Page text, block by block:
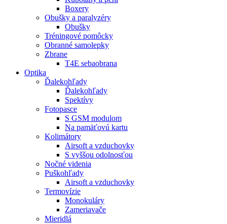
Boxery
Obušky a paralyzéry
Obušky
Tréningové pomôcky
Obranné samolepky
Zbrane
T4E sebaobrana
Optika
Ďalekohľady
Ďalekohľady
Spektívy
Fotopasce
S GSM modulom
Na pamäťovú kartu
Kolimátory
Airsoft a vzduchovky
S vyššou odolnosťou
Nočné videnia
Puškohľady
Airsoft a vzduchovky
Termovízie
Monokuláry
Zameriavače
Mieridlá